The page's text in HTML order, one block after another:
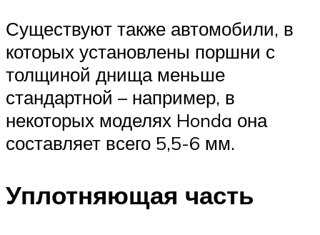
Существуют также автомобили, в
которых установлены поршни с
толщиной днища меньше
стандартной – например, в
некоторых моделях Honda она
составляет всего 5,5-6 мм.
Уплотняющая часть